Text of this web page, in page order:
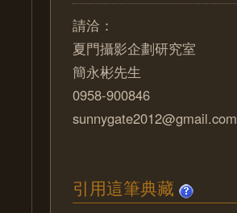
請洽：
夏門攝影企劃研究室
簡永彬先生
0958-900846
sunnygate2012@gmail.com
引用這筆典藏